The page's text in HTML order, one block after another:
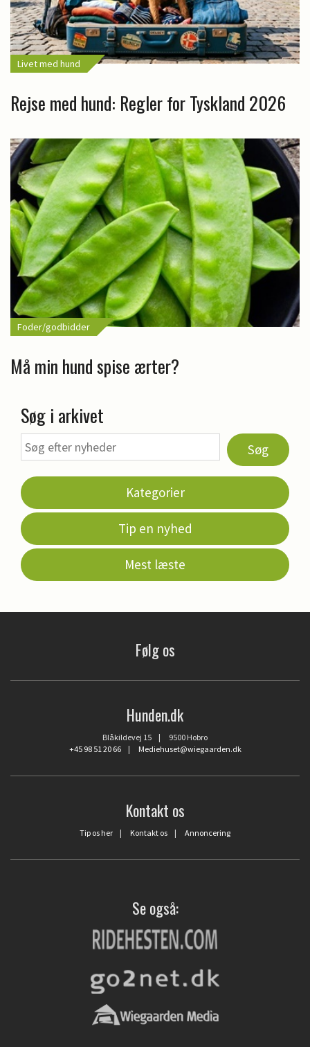
Livet med hund
Rejse med hund: Regler for Tyskland 2026
Foder/godbidder
Må min hund spise ærter?
Søg i arkivet
Søg
Kategorier
Tip en nyhed
Mest læste
Følg os
Hunden.dk
Blåkildevej 15 | 9500 Hobro
+45 98 51 20 66| Mediehuset@wiegaarden.dk
Kontakt os
Tip os her | Kontakt os | Annoncering
Se også: